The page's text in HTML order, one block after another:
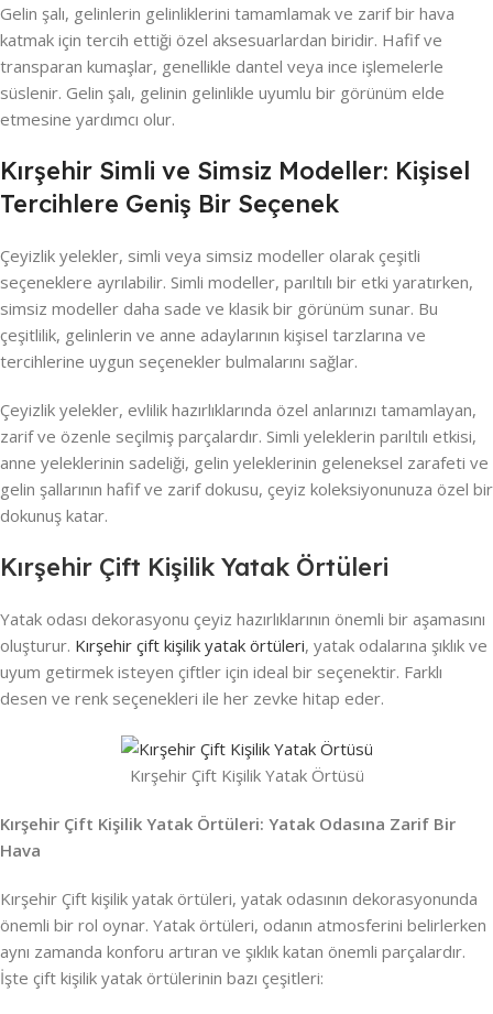
Gelin şalı, gelinlerin gelinliklerini tamamlamak ve zarif bir hava
katmak için tercih ettiği özel aksesuarlardan biridir. Hafif ve
transparan kumaşlar, genellikle dantel veya ince işlemelerle
süslenir. Gelin şalı, gelinin gelinlikle uyumlu bir görünüm elde
etmesine yardımcı olur.
Kırşehir Simli ve Simsiz Modeller: Kişisel
Tercihlere Geniş Bir Seçenek
Çeyizlik yelekler, simli veya simsiz modeller olarak çeşitli
seçeneklere ayrılabilir. Simli modeller, parıltılı bir etki yaratırken,
simsiz modeller daha sade ve klasik bir görünüm sunar. Bu
çeşitlilik, gelinlerin ve anne adaylarının kişisel tarzlarına ve
tercihlerine uygun seçenekler bulmalarını sağlar.
Çeyizlik yelekler, evlilik hazırlıklarında özel anlarınızı tamamlayan,
zarif ve özenle seçilmiş parçalardır. Simli yeleklerin parıltılı etkisi,
anne yeleklerinin sadeliği, gelin yeleklerinin geleneksel zarafeti ve
gelin şallarının hafif ve zarif dokusu, çeyiz koleksiyonunuza özel bir
dokunuş katar.
Kırşehir Çift Kişilik Yatak Örtüleri
Yatak odası dekorasyonu çeyiz hazırlıklarının önemli bir aşamasını
oluşturur. Kırşehir çift kişilik yatak örtüleri, yatak odalarına şıklık ve
uyum getirmek isteyen çiftler için ideal bir seçenektir. Farklı
desen ve renk seçenekleri ile her zevke hitap eder.
Kırşehir Çift Kişilik Yatak Örtüsü
Kırşehir Çift Kişilik Yatak Örtüleri: Yatak Odasına Zarif Bir
Hava
Kırşehir Çift kişilik yatak örtüleri, yatak odasının dekorasyonunda
önemli bir rol oynar. Yatak örtüleri, odanın atmosferini belirlerken
aynı zamanda konforu artıran ve şıklık katan önemli parçalardır.
İşte çift kişilik yatak örtülerinin bazı çeşitleri: